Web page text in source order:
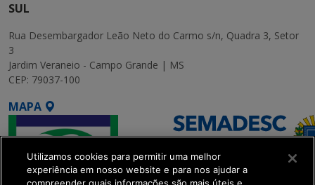
SUL
Rua Desembargador Leão Neto do Carmo s/n, Quadra 3, Setor
3
Jardim Veraneio - Campo Grande | MS
CEP: 79037-100
MAPA
Utilizamos cookies para permitir uma melhor
experiência em nosso website e para nos ajudar a